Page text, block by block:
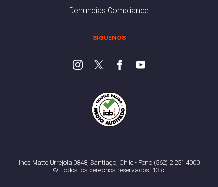
Denuncias Compliance
SÍGUENOS
Inés Matte Urrejola 0848, Santiago, Chile - Fono (562) 2 251 4000
© Todos los derechos reservados. 13.cl